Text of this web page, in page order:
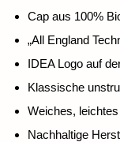
Cap aus 100%
„All England
IDEA Logo auf
Klassische
Weiches,
Nachhaltige